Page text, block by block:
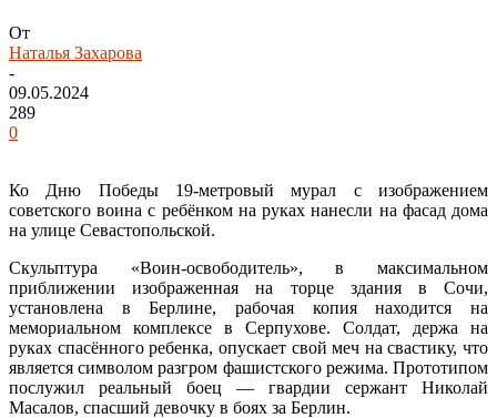
От
Наталья Захарова
-
09.05.2024
289
0
Ко Дню Победы 19-метровый мурал с изображением
советского воина с ребёнком на руках нанесли на фасад дома
на улице Севастопольской.
Скульптура «Воин-освободитель», в максимальном
приближении изображенная на торце здания в Сочи,
установлена в Берлине, рабочая копия находится на
мемориальном комплексе в Серпухове. Солдат, держа на
руках спасённого ребенка, опускает свой меч на свастику, что
является символом разгром фашистского режима. Прототипом
послужил реальный боец — гвардии сержант Николай
Масалов, спасший девочку в боях за Берлин.